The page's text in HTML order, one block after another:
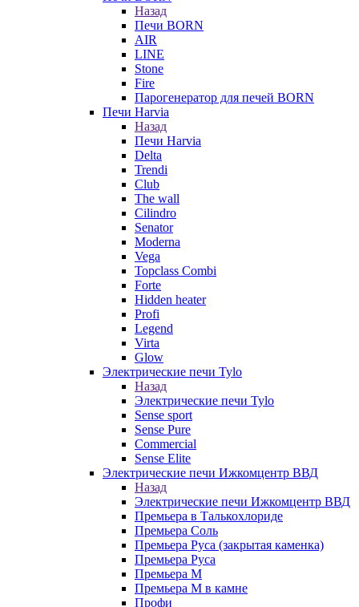
Назад
Печи BORN
AIR
LINE
Stone
Fire
Парогенератор для печей BORN
Печи Harvia
Назад
Печи Harvia
Delta
Trendi
Club
The wall
Cilindro
Senator
Moderna
Vega
Topclass Combi
Forte
Hidden heater
Profi
Legend
Virta
Glow
Электрические печи Tylo
Назад
Электрические печи Tylo
Sense sport
Sense Pure
Commercial
Sense Elite
Электрические печи Ижкомцентр ВВД
Назад
Электрические печи Ижкомцентр ВВД
Премьера в Талькохлориде
Премьера Cоль
Премьера Руса (закрытая каменка)
Премьера Руса
Премьера М
Премьера М в камне
Профи